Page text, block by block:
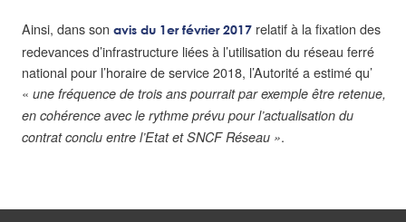
Ainsi, dans son avis du 1er février 2017 relatif à la fixation des
redevances d’infrastructure liées à l’utilisation du réseau ferré
national pour l’horaire de service 2018, l’Autorité a estimé qu’
« une fréquence de trois ans pourrait par exemple être retenue,
en cohérence avec le rythme prévu pour l’actualisation du
contrat conclu entre l’Etat et SNCF Réseau ».